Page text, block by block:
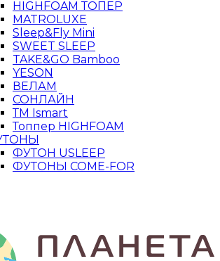
HIGHFOAM ТОПЕР
MATROLUXE
Sleep&Fly Mini
SWEET SLEEP
TAKE&GO Bamboo
YESON
ВЕЛАМ
СОНЛАЙН
ТМ Ismart
Топпер HIGHFOAM
ФУТОН USLEEP
ФУТОНЫ COME-FOR